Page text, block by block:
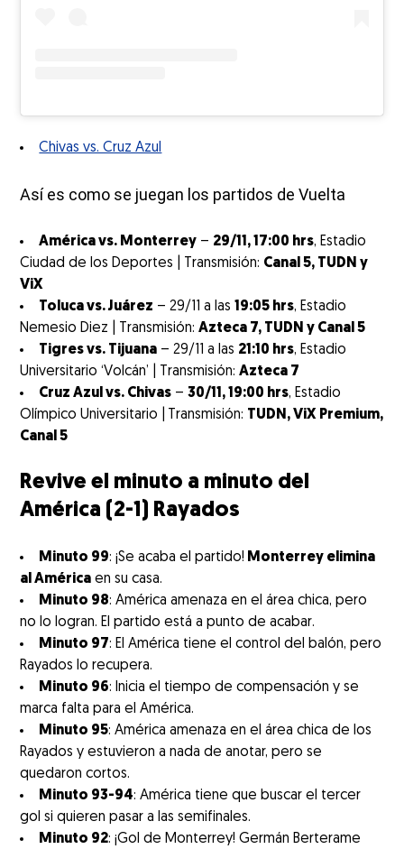
Chivas vs. Cruz Azul
Así es como se juegan los partidos de Vuelta
América vs. Monterrey – 29/11, 17:00 hrs, Estadio
Ciudad de los Deportes | Transmisión: Canal 5, TUDN y
ViX
Toluca vs. Juárez – 29/11 a las19:05 hrs, Estadio
Nemesio Diez | Transmisión:Azteca 7, TUDN y Canal 5
Tigres vs. Tijuana – 29/11 a las 21:10 hrs, Estadio
Universitario ‘Volcán’ | Transmisión:Azteca 7
Cruz Azul vs. Chivas –30/11, 19:00 hrs, Estadio
Olímpico Universitario |
Transmisión: TUDN, ViX Premium,
Canal 5
Revive el minuto a minuto del
América (2-1) Rayados
Minuto 99: ¡Se acaba el partido! Monterrey elimina
al América en su casa.
Minuto 98: América amenaza en el área chica, pero
no lo logran. El partido está a punto de acabar.
Minuto 97: El América tiene el control del balón, pero
Rayados lo recupera.
Minuto 96: Inicia el tiempo de compensación y se
marca falta para el América.
Minuto 95: América amenaza en el área chica de los
Rayados y estuvieron a nada de anotar, pero se
quedaron cortos.
Minuto 93-94: América tiene que buscar el tercer
gol si quieren pasar a las semifinales.
Minuto 92: ¡Gol de Monterrey! Germán Berterame